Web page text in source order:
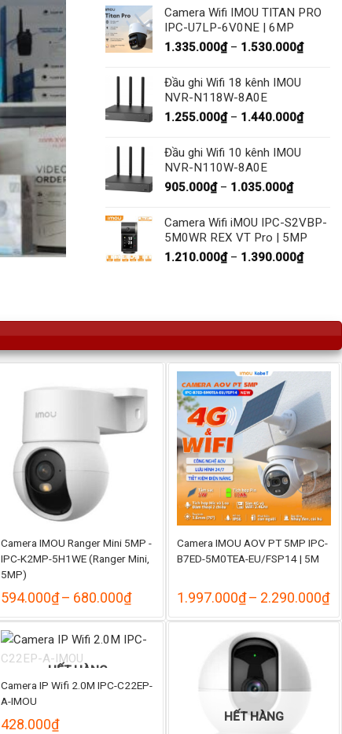
từ
đến
Camera Wifi IMOU TITAN PRO
IPC-U7LP-6V0NE | 6MP
1.335.000₫ – 1.530.000₫Khoảng
đến
Đầu ghi Wifi 18 kênh IMOU
NVR-N118W-8A0E
1.255.000₫ – 1.440.000₫Khoảng
Đầu ghi Wifi 10 kênh IMOU
NVR-N110W-8A0E
905.000₫ – 1.035.000₫Khoảng
từ
đến
Camera Wifi iMOU IPC-S2VBP-
5M0WR REX VT Pro | 5MP
1.210.000₫ – 1.390.000₫Khoảng
đến
Camera IMOU Ranger Mini 5MP -
IPC-K2MP-5H1WE (Ranger Mini,
5MP)
594.000₫– 680.000₫Khoảng
từ
594.000₫
Camera IMOU AOV PT 5MP IPC-
B7ED-5M0TEA-EU/FSP14 | 5M
1.997.000₫– 2.290.000₫
từ
HẾT HÀNG
Camera IP Wifi 2.0M IPC-C22EP-
A-IMOU
428.000₫ HẾT HÀNG